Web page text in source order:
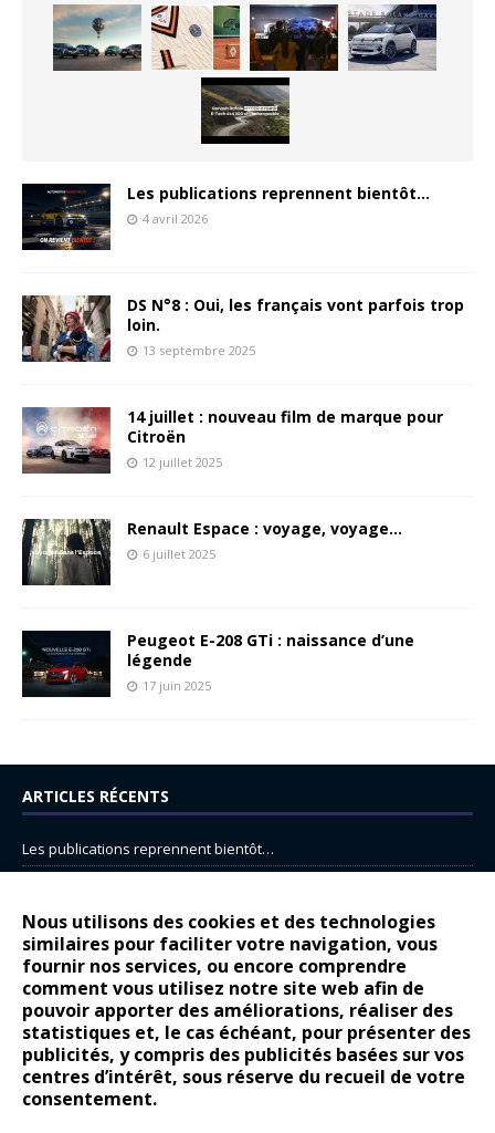
Nous utilisons des cookies et des technologies
similaires pour faciliter votre navigation, vous
fournir nos services, ou encore comprendre
comment vous utilisez notre site web afin de
pouvoir apporter des améliorations, réaliser des
statistiques et, le cas échéant, pour présenter des
publicités, y compris des publicités basées sur vos
centres d’intérêt, sous réserve du recueil de votre
consentement.
Les publications reprennent bientôt…
4 avril 2026
DS N°8 : Oui, les français vont parfois trop
loin.
13 septembre 2025
14 juillet : nouveau film de marque pour
Citroën
12 juillet 2025
Renault Espace : voyage, voyage…
6 juillet 2025
Peugeot E-208 GTi : naissance d’une
légende
17 juin 2025
ARTICLES RÉCENTS
Les publications reprennent bientôt…
14 juillet : nouveau film de marque pour Citroën
Renault Espace : voyage, voyage…
Peugeot E-208 GTi : naissance d’une légende
COMMENTAIRES RÉCENTS
Bernard DardartdansDacia Sandero : pour les gens vrais